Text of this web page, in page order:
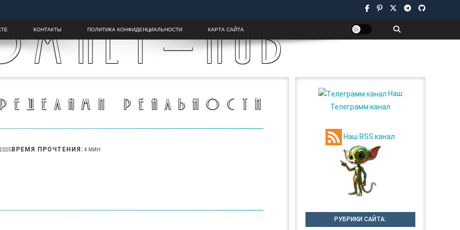
HUB
РЕАЛЬНОСТИ
КОНТАКТЫ ПОЛИТИКА КОНФИДЕНЦИАЛЬНОСТИ КАРТА САЙТА
ВРЕМЯ ПРОЧТЕНИЯ: 4 МИН
Наш
Телеграмм канал
Наш RSS канал
РУБРИКИ САЙТА: